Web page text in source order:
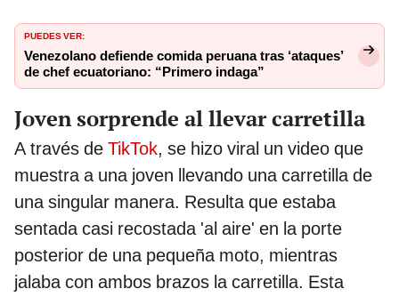
PUEDES VER:
Venezolano defiende comida peruana tras ‘ataques’
de chef ecuatoriano: “Primero indaga”
Joven sorprende al llevar carretilla
A través de TikTok, se hizo viral un video que
muestra a una joven llevando una carretilla de
una singular manera. Resulta que estaba
sentada casi recostada 'al aire' en la porte
posterior de una pequeña moto, mientras
jalaba con ambos brazos la carretilla. Esta